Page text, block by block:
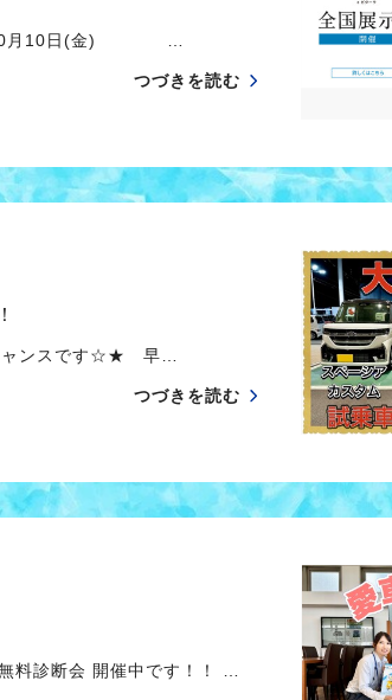
10月10日(金) …
つづきを読む
ャンスです☆★ 早…
つづきを読む
料診断会 開催中です！！ …